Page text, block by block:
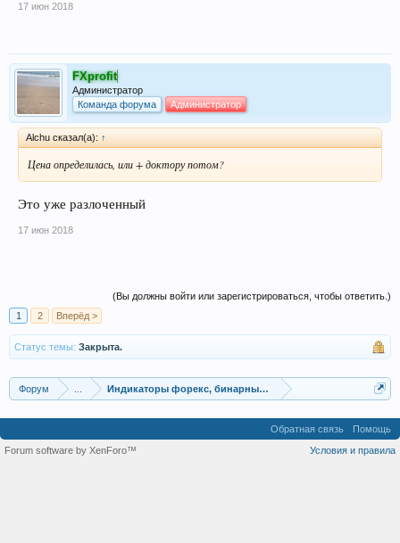
17 июн 2018
FXprofit
Администратор
Команда форума
Администратор
Alchu сказал(а): ↑
Цена определилась, или + доктору потом?
Это уже разлоченный
17 июн 2018
(Вы должны войти или зарегистрироваться, чтобы ответить.)
1
2 Вперёд >
Статус темы: Закрыта.
Форум Индикаторы форекс, бинарных опционов, ММВБ
Обратная связь
Помощь
Условия и правила
Forum software by XenForo™